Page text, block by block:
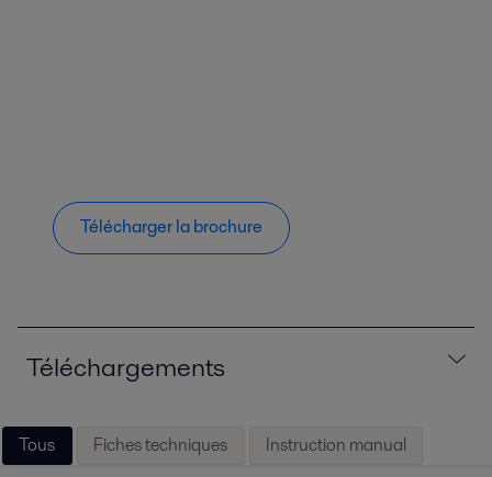
Télécharger la brochure
Téléchargements
Tous Fiches techniques Instruction manual